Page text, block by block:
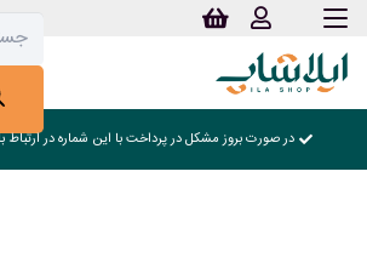
در صورت بروز مشکل در پرداخت با این شماره در ارتباط باشید